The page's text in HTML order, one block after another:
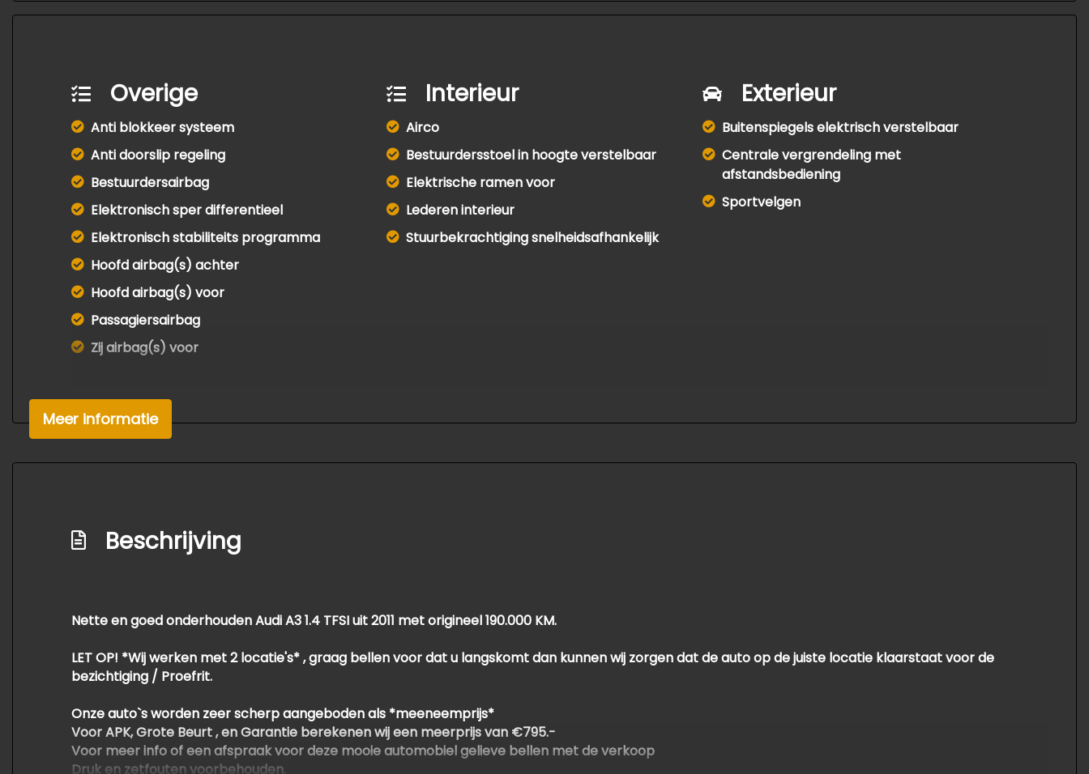
Overige
Anti blokkeer systeem
Anti doorslip regeling
Bestuurdersairbag
Elektronisch sper differentieel
Elektronisch stabiliteits programma
Hoofd airbag(s) achter
Hoofd airbag(s) voor
Passagiersairbag
Zij airbag(s) voor
Interieur
Airco
Bestuurdersstoel in hoogte verstelbaar
Elektrische ramen voor
Lederen interieur
Stuurbekrachtiging snelheidsafhankelijk
Exterieur
Buitenspiegels elektrisch verstelbaar
Centrale vergrendeling met
afstandsbediening
Sportvelgen
Meer informatie
Beschrijving
Nette en goed onderhouden Audi A3 1.4 TFSI uit 2011 met origineel 190.000 KM.
LET OP! *Wij werken met 2 locatie's* , graag bellen voor dat u langskomt dan kunnen wij zorgen dat de auto op de juiste locatie klaarstaat voor de
bezichtiging / Proefrit.
Onze auto`s worden zeer scherp aangeboden als *meeneemprijs*
Voor APK, Grote Beurt , en Garantie berekenen wij een meerprijs van €795.-
Voor meer info of een afspraak voor deze mooie automobiel gelieve bellen met de verkoop
Druk en zetfouten voorbehouden.